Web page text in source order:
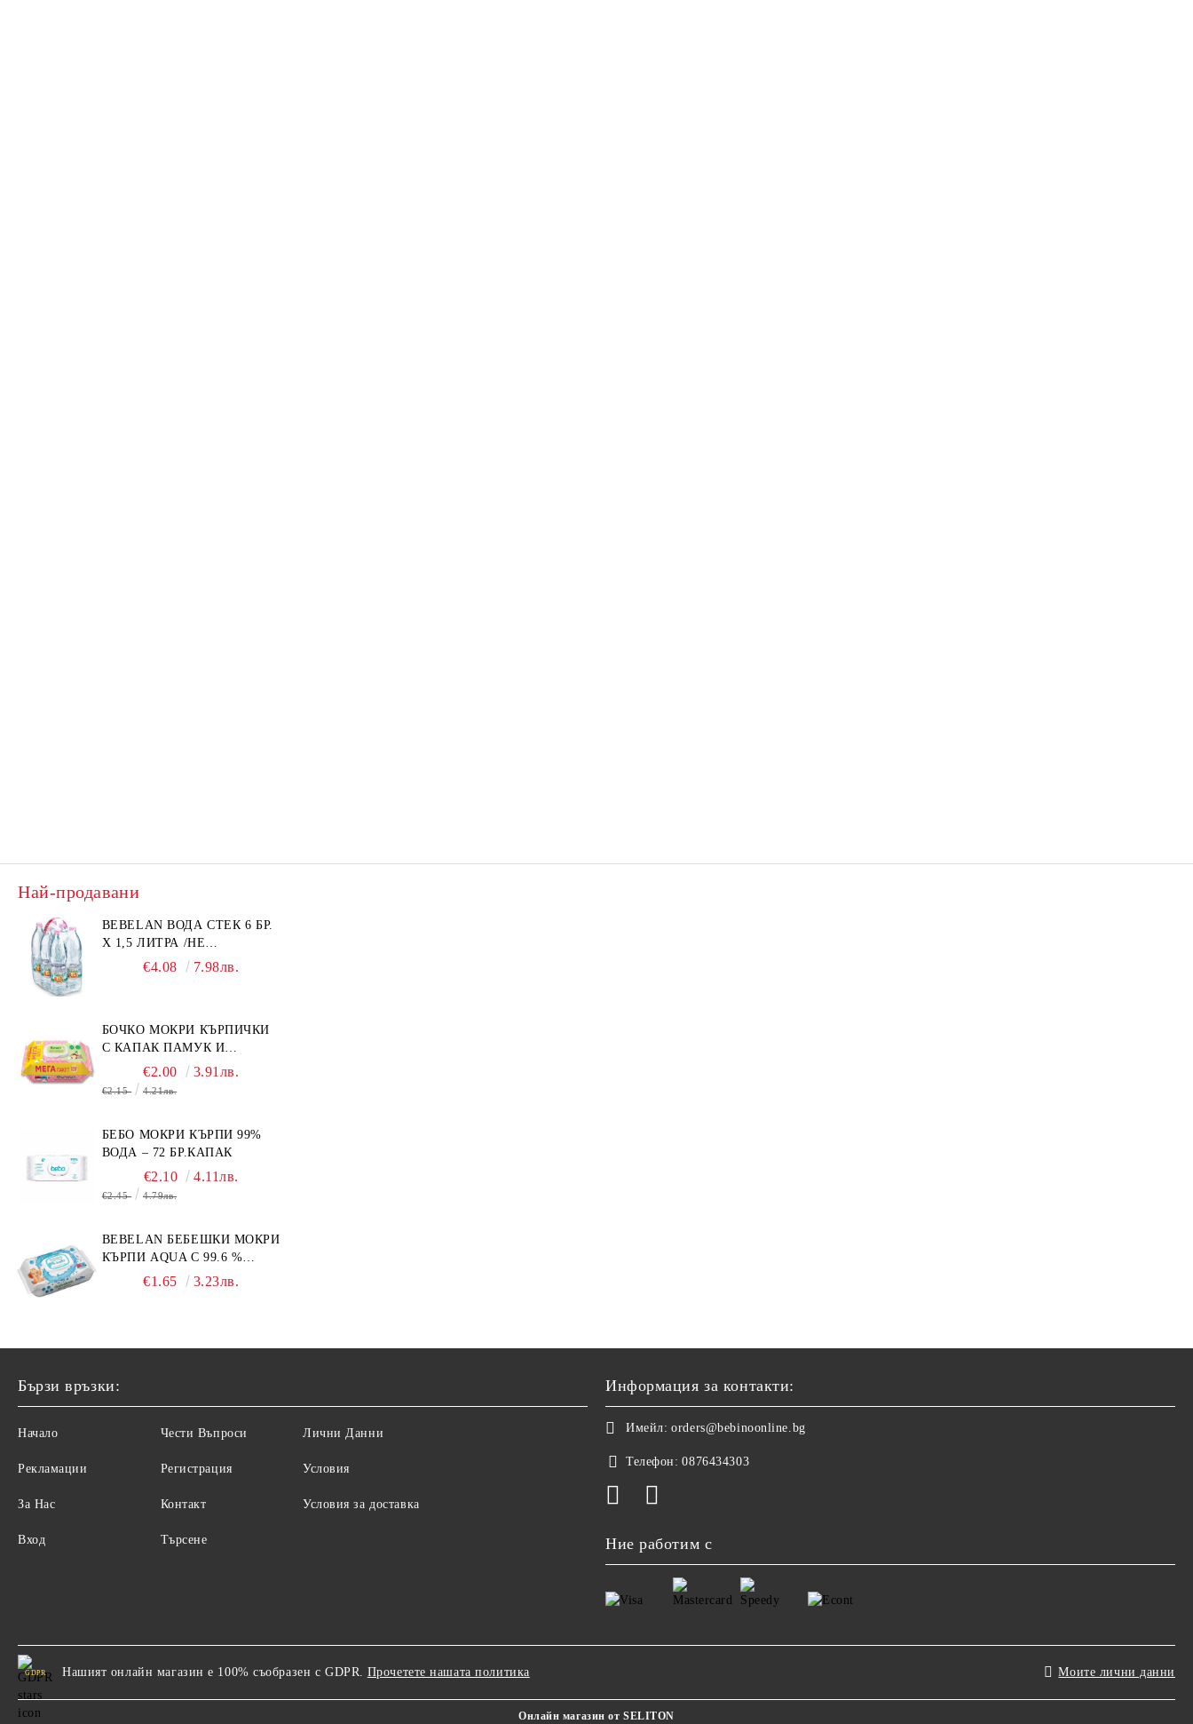
Най-продавани
BEBELAN ВОДА СТЕК 6 БР.
Х 1,5 ЛИТРА /НЕ
ИЗПРАЩАМЕ С КУРИЕР/
€4.08 7.98лв.
БОЧКО МОКРИ КЪРПИЧКИ
С КАПАК ПАМУК И
СМРАДЛИКА 120БР.
€2.00 3.91лв.
€2.15 4.21лв.
БЕБО МОКРИ КЪРПИ 99%
ВОДА – 72 БР.КАПАК
€2.10 4.11лв.
€2.45 4.79лв.
BEBELAN БЕБЕШКИ МОКРИ
КЪРПИ AQUA С 99.6 %
ВОДА 64БР.
€1.65 3.23лв.
Бързи връзки:
Начало
Рекламации
За Нас
Вход
Чести Въпроси
Регистрация
Контакт
Търсене
Лични Данни
Условия
Условия за доставка
Информация за контакти:
Имейл: orders@bebinoonline.bg
Телефон: 0876434303
Ние работим с
GDPR Нашият онлайн магазин е 100% съобразен с GDPR. Прочетете нашата политика Моите лични данни
Онлайн магазин от SELITON